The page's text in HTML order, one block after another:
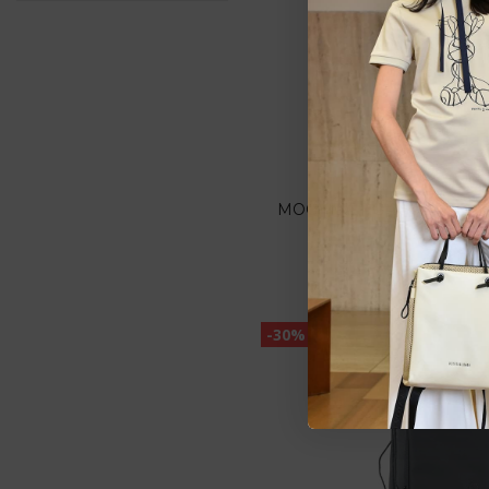
Tech bags
MOCHILA
KELVIN NEGRO
Caramelo
74,95 €
-30%